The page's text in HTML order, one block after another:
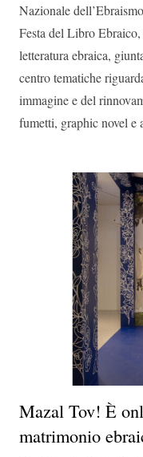
Nazionale
Festa del Libro
letteratura ebraica,
centro tematiche
immagine e del
fumetti, graphic novel e
Mazal Tov! È
matrimonio